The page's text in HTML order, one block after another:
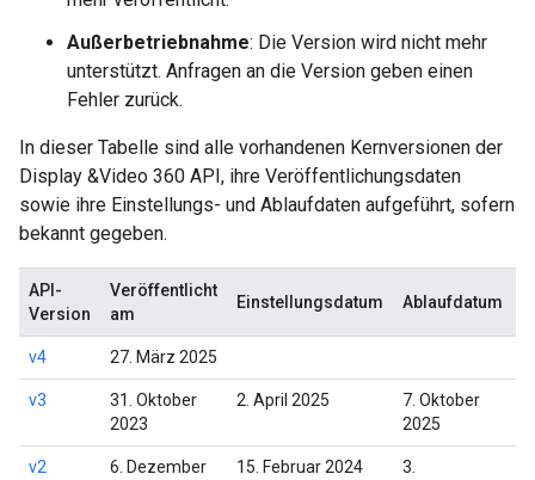
Außerbetriebnahme: Die Version wird nicht mehr
unterstützt. Anfragen an die Version geben einen
Fehler zurück.
In dieser Tabelle sind alle vorhandenen Kernversionen der
Display &Video 360 API, ihre Veröffentlichungsdaten
sowie ihre Einstellungs- und Ablaufdaten aufgeführt, sofern
bekannt gegeben.
API-
Version
Veröffentlicht
am
Einstellungsdatum Ablaufdatum
v4 27. März 2025
v3
31. Oktober
2023
2. April 2025
7. Oktober
2025
v2
6. Dezember
15. Februar 2024
3.